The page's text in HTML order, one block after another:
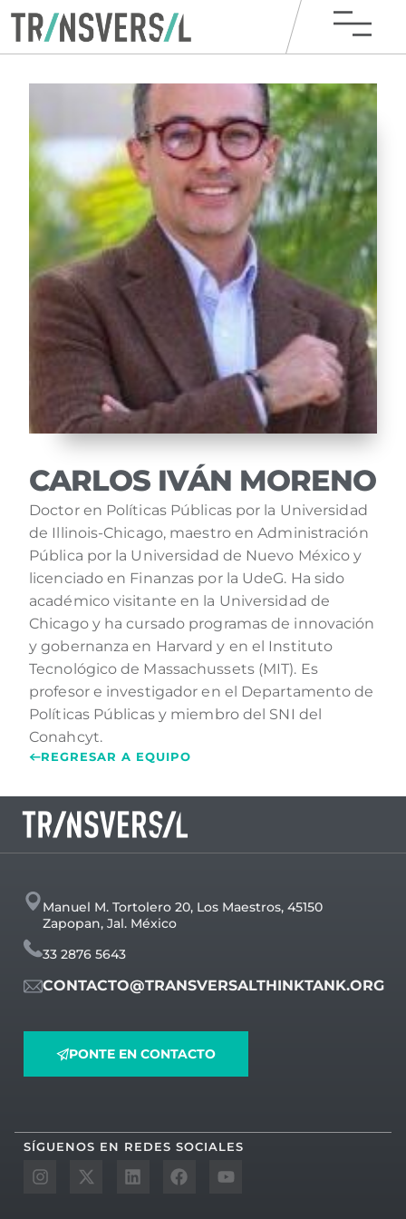
CARLOS IVÁN MORENO
Doctor en Políticas Públicas por la Universidad
de Illinois-Chicago, maestro en Administración
Pública por la Universidad de Nuevo México y
licenciado en Finanzas por la UdeG. Ha sido
académico visitante en la Universidad de
Chicago y ha cursado programas de innovación
y gobernanza en Harvard y en el Instituto
Tecnológico de Massachussets (MIT). Es
profesor e investigador en el Departamento de
Políticas Públicas y miembro del SNI del
Conahcyt.
REGRESAR A EQUIPO
Manuel M. Tortolero 20, Los Maestros, 45150
Zapopan, Jal. México
33 2876 5643
CONTACTO@TRANSVERSALTHINKTANK.ORG
PONTE EN CONTACTO
SÍGUENOS EN REDES SOCIALES